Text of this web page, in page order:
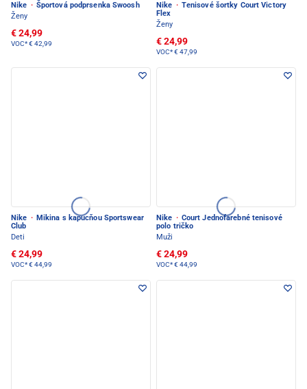
Nike · Športová podprsenka Swoosh
Ženy
€ 24,99
VOC*€ 42,99
Nike · Tenisové šortky Court Victory
Flex
Ženy
€ 24,99
VOC*€ 47,99
Nike · Mikina s kapucňou Sportswear
Club
Deti
€ 24,99
VOC*€ 44,99
Nike · Court Jednofarebné tenisové
polo tričko
Muži
€ 24,99
VOC*€ 44,99